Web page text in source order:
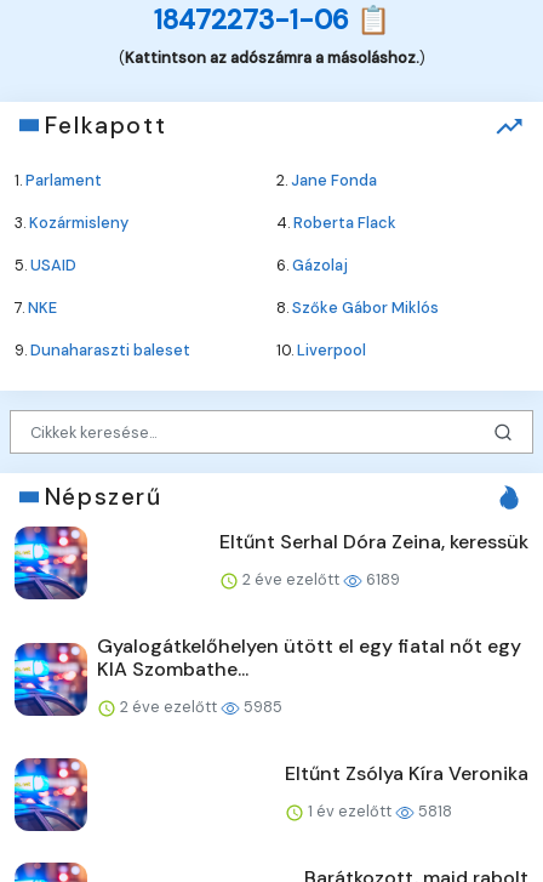
18472273-1-06 📋
(Kattintson az adószámra a másoláshoz.)
Felkapott
1.Parlament 2.Jane Fonda
3.Kozármisleny 4.Roberta Flack
5.USAID 6.Gázolaj
7.NKE 8.Szőke Gábor Miklós
9.Dunaharaszti baleset 10.Liverpool
Népszerű
Eltűnt Serhal Dóra Zeina, keressük
2 éve ezelőtt 6189
Gyalogátkelőhelyen ütött el egy fiatal nőt egy
KIA Szombathe...
2 éve ezelőtt 5985
Eltűnt Zsólya Kíra Veronika
1 év ezelőtt 5818